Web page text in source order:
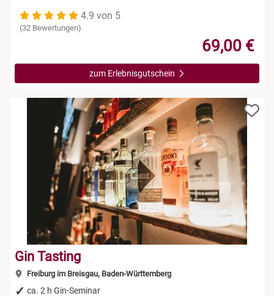
4.9 von 5
(32 Bewertungen)
69,00 €
zum Erlebnisgutschein
Gin Tasting
Freiburg im Breisgau, Baden-Württemberg
ca. 2 h Gin-Seminar